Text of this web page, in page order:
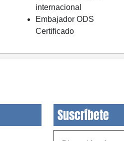
internacional
Embajador ODS
Certificado
Suscríbete